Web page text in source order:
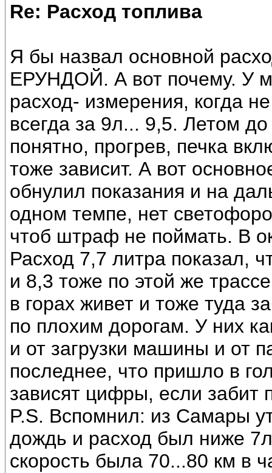
Re: Расход топлива
Я бы назвал основной
ЕРУНДОЙ. А вот почему. У
расход- измерения, когда
всегда за 9л... 9,5. Летом
понятно, прогрев, печка
тоже зависит. А вот
обнулил показания и на
одном темпе, нет
чтоб штраф не поймать. В
Расход 7,7 литра показал,
и 8,3 тоже по этой же
в горах живет и тоже туда
по плохим дорогам. У них
и от загрузки машины и от
последнее, что пришло в
зависят цифры, если забит
P.S. Вспомнил: из Самары
дождь и расход был ниже
скорость была 70...80 км в